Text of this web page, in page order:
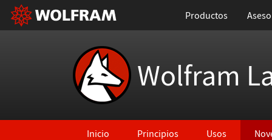
Productos
Wolfram
Inicio Principios Usos